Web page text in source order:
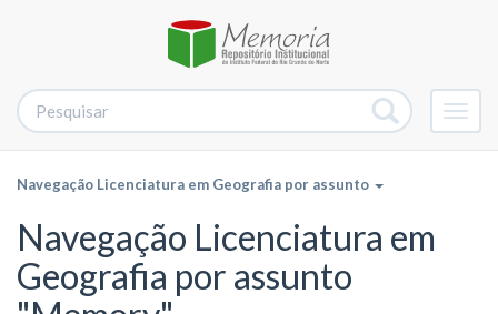
Navegação Licenciatura em Geografia por assunto
Navegação Licenciatura em
Geografia por assunto